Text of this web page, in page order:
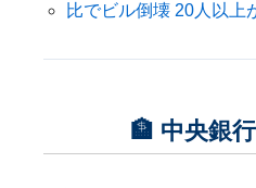
比でビル倒壊 20人以上
🏦 中央銀